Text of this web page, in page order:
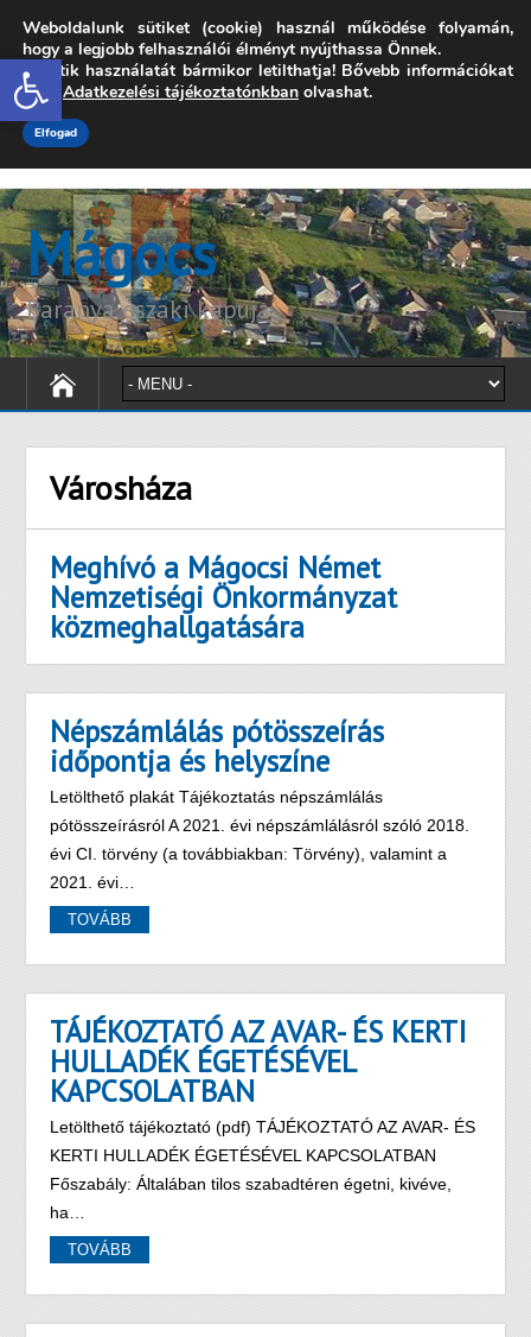
Open toolbar
7342 Mágocs, Szabadság utca 39.
onkormanyzat@magocs.hu +36 (72) 451 110
Elérhetőségek
Mágocs
Baranya északi kapuja
Városháza
Meghívó a Mágocsi Német
Nemzetiségi Önkormányzat
közmeghallgatására
Népszámlálás pótösszeírás
időpontja és helyszíne
Letölthető plakát Tájékoztatás népszámlálás
pótösszeírásról A 2021. évi népszámlálásról szóló 2018.
évi CI. törvény (a továbbiakban: Törvény), valamint a
2021. évi…
TOVÁBB
TÁJÉKOZTATÓ AZ AVAR- ÉS KERTI
HULLADÉK ÉGETÉSÉVEL
KAPCSOLATBAN
Letölthető tájékoztató (pdf) TÁJÉKOZTATÓ AZ AVAR- ÉS
KERTI HULLADÉK ÉGETÉSÉVEL KAPCSOLATBAN
Főszabály: Általában tilos szabadtéren égetni, kivéve,
ha…
TOVÁBB
Weboldalunk sütiket (cookie) használ működése folyamán,
hogy a legjobb felhasználói élményt nyújthassa Önnek.
A sütik használatát bármikor letilthatja! Bővebb információkat
erről Adatkezelési tájékoztatónkban olvashat.
Elfogad